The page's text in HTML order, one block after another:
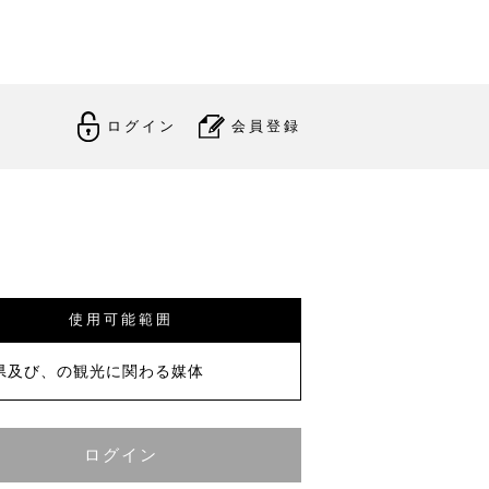
ログイン 会員登録
使用可能範囲
及び、の観光に関わる媒体
ログイン